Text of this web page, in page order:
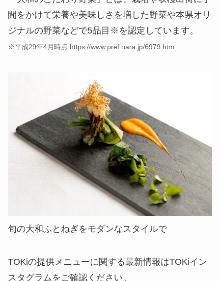
間をかけて栄養や美味しさを増した野菜や本県オリ
ジナルの野菜などで5品目※を認定しています。
※平成29年4月時点 https://www.pref.nara.jp/6979.htm
旬の大和ふとねぎをモダンなスタイルで
TOKiの提供メニューに関する最新情報はTOKiイン
スタグラムをご確認ください。